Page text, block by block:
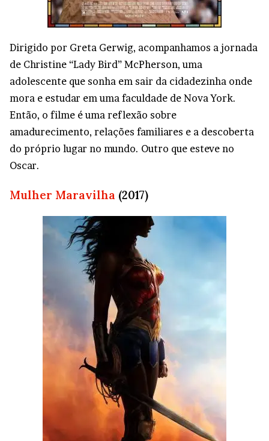
Dirigido por Greta Gerwig, acompanhamos a jornada
de Christine “Lady Bird” McPherson, uma
adolescente que sonha em sair da cidadezinha onde
mora e estudar em uma faculdade de Nova York.
Então, o filme é uma reflexão sobre
amadurecimento, relações familiares e a descoberta
do próprio lugar no mundo. Outro que esteve no
Oscar.
Mulher Maravilha (2017)